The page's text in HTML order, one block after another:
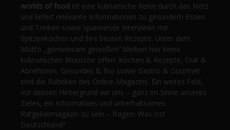
worlds of food ist eine kulinarische Reise durch das Netz
und liefert relevante Informationen zu gesundem Essen
und Trinken sowie spannende Interviews mit
Spitzenköchen und ihre besten Rezepte. Unter dem
Motto „gemeinsam genießen“ bleiben hier keine
kulinarischen Wünsche offen. Kochen & Rezepte, Diät &
Abnehmen, Gesundes & Bio sowie Gastro & Gourmet
sind die Rubriken des Online-Magazins. Ein weites Feld,
vor dessen Hintergrund wir uns – ganz im Sinne unseres
Zieles, ein informatives und unterhaltsames
Ratgebermagazin zu sein – fragen: Was isst
Deutschland?